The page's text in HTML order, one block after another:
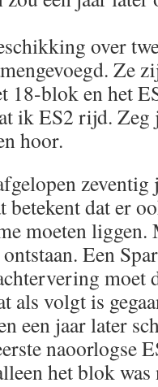
over
Ze
18-blok en het
ik ES2 rijd. Zeg
hoor.
zeventig
betekent dat er
moeten
Een
moet
als volgt is
een jaar later
naoorlogse
het blok was